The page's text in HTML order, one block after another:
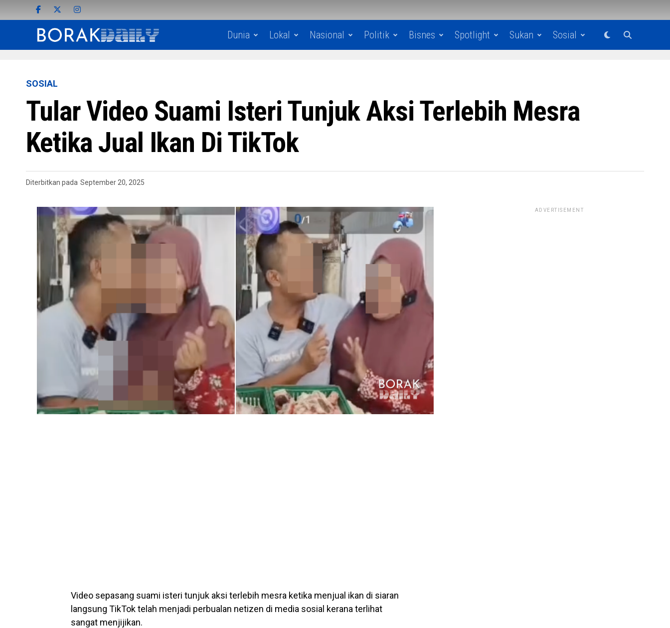
Dunia Lokal Nasional Politik Bisnes Spotlight Sukan Sosial
SOSIAL
Tular Video Suami Isteri Tunjuk Aksi Terlebih Mesra
Ketika Jual Ikan Di TikTok
Diterbitkan pada September 20, 2025
Video sepasang suami isteri tunjuk aksi terlebih mesra ketika menjual ikan di siaran
langsung TikTok telah menjadi perbualan netizen di media sosial kerana terlihat
sangat menjijikan.
ADVERTISEMENT